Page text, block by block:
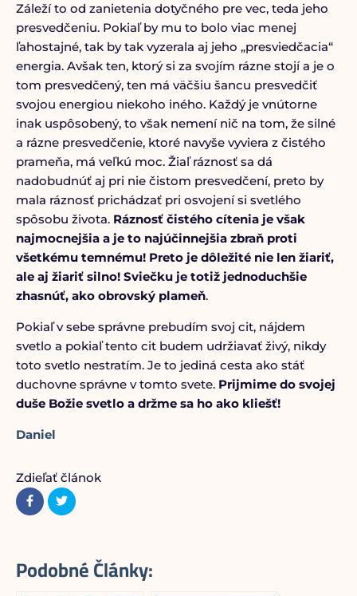
Záleží to od zanietenia dotyčného pre vec, teda jeho
presvedčeniu. Pokiaľ by mu to bolo viac menej
ľahostajné, tak by tak vyzerala aj jeho „presviedčacia“
energia. Avšak ten, ktorý si za svojím rázne stojí a je o
tom presvedčený, ten má väčšiu šancu presvedčiť
svojou energiou niekoho iného. Každý je vnútorne
inak uspôsobený, to však nemení nič na tom, že silné
a rázne presvedčenie, ktoré navyše vyviera z čistého
prameňa, má veľkú moc. Žiaľ ráznosť sa dá
nadobudnúť aj pri nie čistom presvedčení, preto by
mala ráznosť prichádzať pri osvojení si svetlého
spôsobu života. Ráznosť čistého cítenia je však
najmocnejšia a je to najúčinnejšia zbraň proti
všetkému temnému! Preto je dôležité nie len žiariť,
ale aj žiariť silno! Sviečku je totiž jednoduchšie
zhasnúť, ako obrovský plameň.
Pokiaľ v sebe správne prebudím svoj cit, nájdem
svetlo a pokiaľ tento cit budem udržiavať živý, nikdy
toto svetlo nestratím. Je to jediná cesta ako stáť
duchovne správne v tomto svete. Prijmime do svojej
duše Božie svetlo a držme sa ho ako kliešť!
Daniel
Zdieľať článok
Podobné Články: